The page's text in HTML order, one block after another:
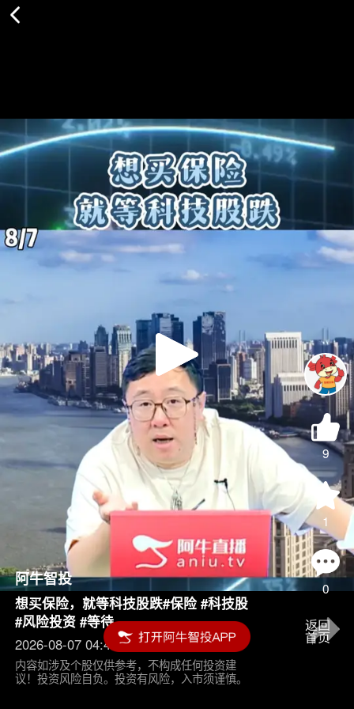
Play
Video
9
1
0
阿牛智投
想买保险，就等科技股跌#保险 #科技股
#风险投资 #等待
2026-08-07 04:45
内容如涉及个股仅供参考，不构成任何投资建
议！投资风险自负。投资有风险，入市须谨慎。